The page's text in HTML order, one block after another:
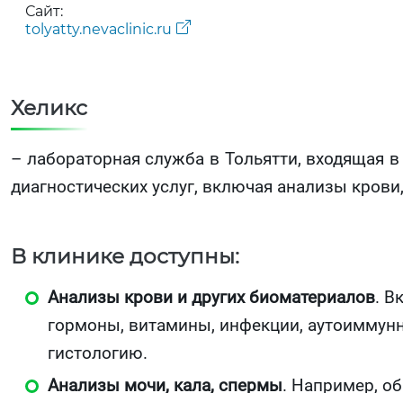
Сайт:
tolyatty.nevaclinic.ru
Хеликс
– лабораторная служба в Тольятти, входящая
диагностических услуг, включая анализы
В клинике доступны:
Анализы крови и других биоматериалов.
гормоны, витамины, инфекции,
гистологию.
Анализы мочи, кала, спермы. Например,